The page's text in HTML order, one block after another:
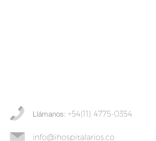
Llámanos: +54(11) 4775-0354
info@ihospitalarios.co